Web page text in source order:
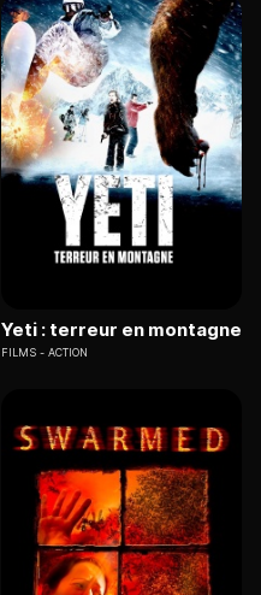
Yeti : terreur en montagne
FILMS ACTION